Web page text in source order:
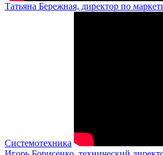
Татьяна Бережная, директор по
Системотехника